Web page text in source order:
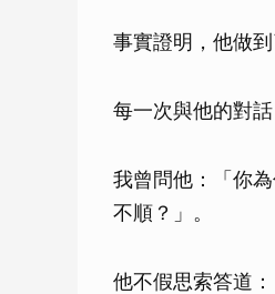
事實證明，他做
每一次與他的對話
我曾問他：「你
不順？」。
他不假思索答道